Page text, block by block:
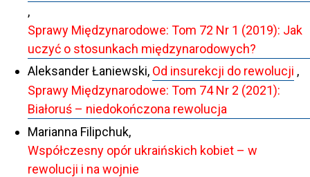
,
Sprawy Międzynarodowe: Tom 72 Nr 1 (2019): Jak
uczyć o stosunkach międzynarodowych?
Aleksander Łaniewski, Od insurekcji do rewolucji ,
Sprawy Międzynarodowe: Tom 74 Nr 2 (2021):
Białoruś – niedokończona rewolucja
Marianna Filipchuk,
Współczesny opór ukraińskich kobiet – w
rewolucji i na wojnie